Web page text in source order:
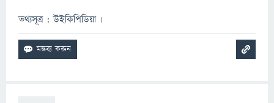
তথ্যসূত্র : উইকিপিডিয়া ৷